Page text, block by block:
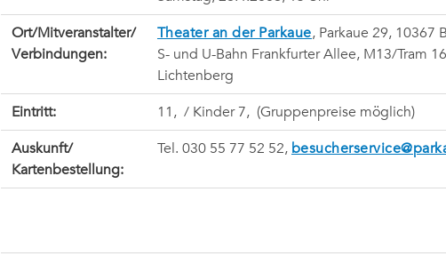
Ort/Mitveranstalter/
Verbindungen:
Theater an der Parkaue, Parkaue 29, 10367
S- und U-Bahn Frankfurter Allee, M13/Tram
Lichtenberg
Eintritt: 11,  / Kinder 7,  (Gruppenpreise möglich)
Auskunft/
Kartenbestellung:
Tel. 030 55 77 52 52,